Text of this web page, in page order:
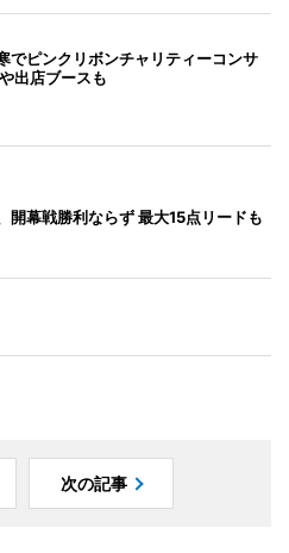
でピンクリボンチャリティーコンサ
出店ブースも
開幕戦勝利ならず 最大15点リードも
次の記事